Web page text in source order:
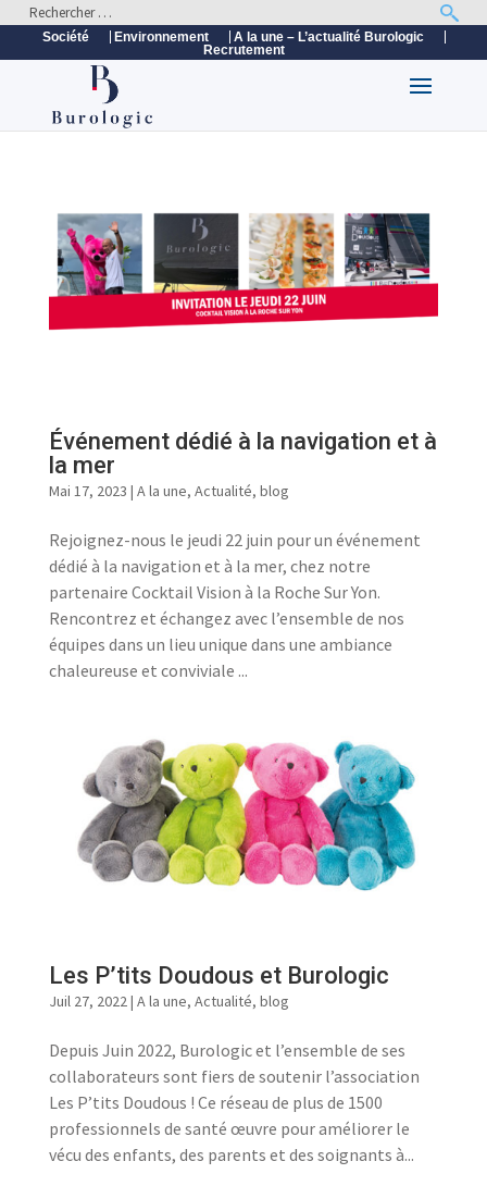
Société Environnement
A la une – L’actualité Burologic
Recrutement
Événement dédié à la navigation et à
la mer
Mai 17, 2023 | A la une, Actualité, blog
Rejoignez-nous le jeudi 22 juin pour un événement
dédié à la navigation et à la mer, chez notre
partenaire Cocktail Vision à la Roche Sur Yon.
Rencontrez et échangez avec l’ensemble de nos
équipes dans un lieu unique dans une ambiance
chaleureuse et conviviale ...
Les P’tits Doudous et Burologic
Juil 27, 2022| A la une, Actualité, blog
Depuis Juin 2022, Burologic et l’ensemble de ses
collaborateurs sont fiers de soutenir l’association
Les P’tits Doudous ! Ce réseau de plus de 1500
professionnels de santé œuvre pour améliorer le
vécu des enfants, des parents et des soignants à...